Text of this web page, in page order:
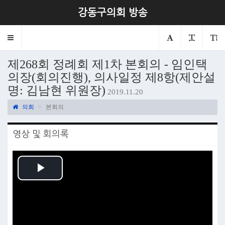
강동구의회 방송
Toggle
제268회 정례회 제1차 본회의 - 임인택
의장(회의진행), 의사일정 제8항(제안설
명: 김남현 위원장) 2019.11.20
의회 본회의
영상 및 회의록
Play